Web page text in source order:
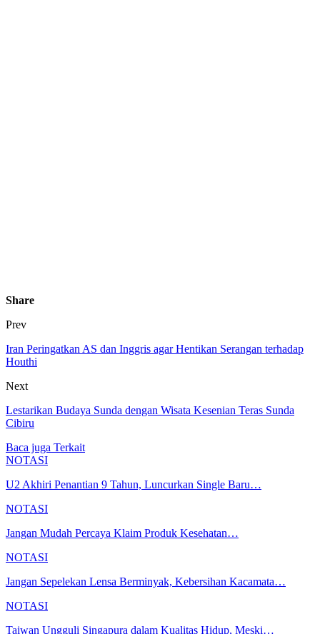
Share
Prev
Iran Peringatkan AS dan Inggris agar Hentikan Serangan terhadap
Houthi
Next
Lestarikan Budaya Sunda dengan Wisata Kesenian Teras Sunda
Cibiru
Baca juga Terkait
NOTASI
U2 Akhiri Penantian 9 Tahun, Luncurkan Single Baru…
NOTASI
Jangan Mudah Percaya Klaim Produk Kesehatan…
NOTASI
Jangan Sepelekan Lensa Berminyak, Kebersihan Kacamata…
NOTASI
Taiwan Ungguli Singapura dalam Kualitas Hidup, Meski…